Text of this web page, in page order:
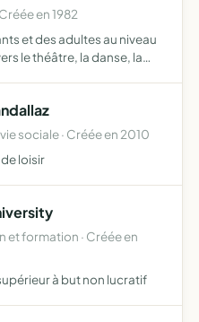
en 1982
et des adultes au niveau
le théâtre, la danse, la
sociale · Créée en 2010
loisir
et formation · Créée en
à but non lucratif